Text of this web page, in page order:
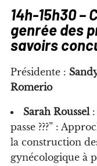
14h-15h30 –
genrée des
savoirs
Présidente :
Romerio
Sarah Roussel:
passe ???” :
la construction
gynécologique à